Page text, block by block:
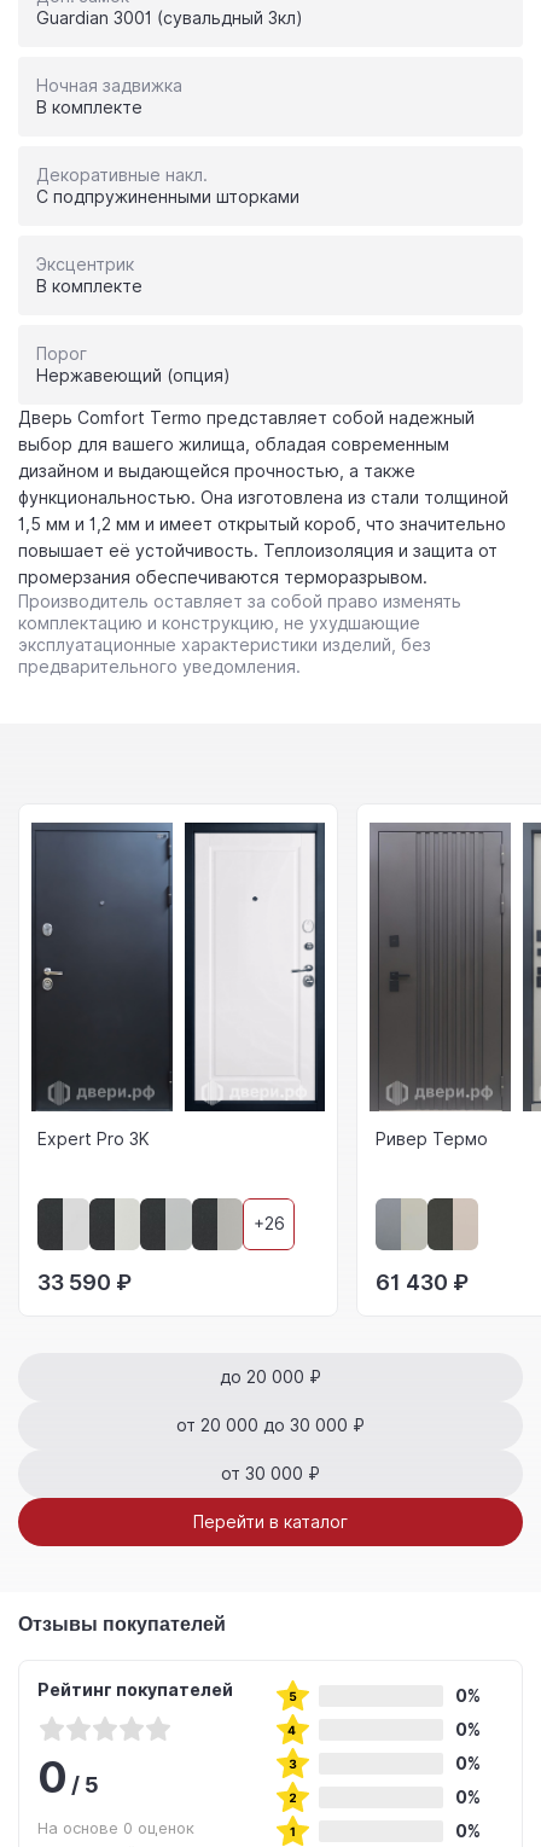
Guardian 3001 (сувальдный 3кл)
Ночная задвижка
В комплекте
Декоративные накл.
С подпружиненными шторками
Эксцентрик
В комплекте
Порог
Нержавеющий (опция)
Дверь Comfort Termo представляет собой надежный
выбор для вашего жилища, обладая современным
дизайном и выдающейся прочностью, а также
функциональностью. Она изготовлена из стали толщиной
1,5 мм и 1,2 мм и имеет открытый короб, что значительно
повышает её устойчивость. Теплоизоляция и защита от
промерзания обеспечиваются терморазрывом.
Производитель оставляет за собой право изменять
комплектацию и конструкцию, не ухудшающие
эксплуатационные характеристики изделий, без
предварительного уведомления.
Expert Pro 3K
+26
33 590 ₽
Ривер Термо
61 430 ₽
до 20 000 ₽
от 20 000 до 30 000 ₽
от 30 000 ₽
Перейти в каталог
Отзывы покупателей
Рейтинг покупателей
0/5
На основе 0 оценок
0%
0%
0%
0%
0%